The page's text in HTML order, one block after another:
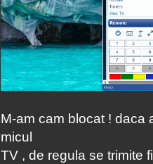
M-am cam blocat ! daca
micul
TV , de regula se trimite